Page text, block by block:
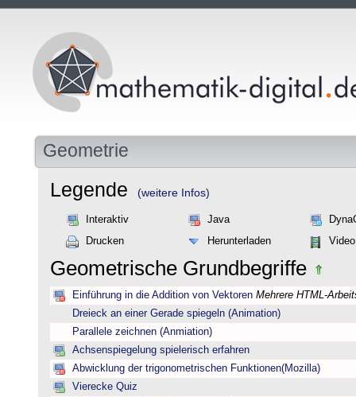
Geometrie
Legende (weitere Infos)
Interaktiv Java
Drucken
Herunterladen Video
Geometrische Grundbegriffe
Einführung in die Addition von Vektoren Mehrere HTML-
Dreieck an einer Gerade spiegeln (Animation)
Parallele zeichnen (Anmiation)
Achsenspiegelung spielerisch erfahren
Abwicklung der trigonometrischen Funktionen(Mozilla)
Vierecke Quiz